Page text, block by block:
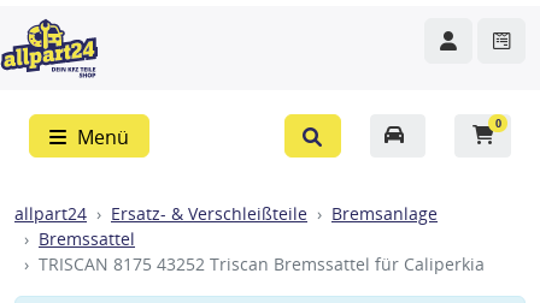
Menü
0
allpart24 Ersatz- & Verschleißteile
Bremsanlage
Bremssattel
TRISCAN 8175 43252 Triscan Bremssattel für Caliperkia